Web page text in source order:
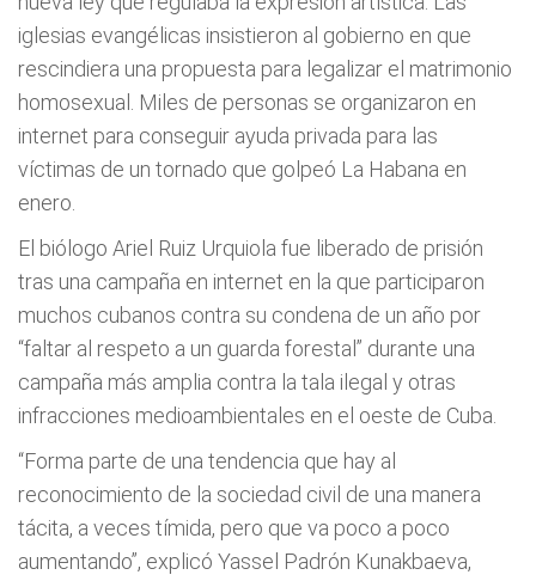
iglesias evangélicas insistieron al gobierno en que
rescindiera una propuesta para legalizar el matrimonio
homosexual. Miles de personas se organizaron en
internet para conseguir ayuda privada para las
víctimas de un tornado que golpeó La Habana en
enero.
El biólogo Ariel Ruiz Urquiola fue liberado de prisión
tras una campaña en internet en la que participaron
muchos cubanos contra su condena de un año por
“faltar al respeto a un guarda forestal” durante una
campaña más amplia contra la tala ilegal y otras
infracciones medioambientales en el oeste de Cuba.
“Forma parte de una tendencia que hay al
reconocimiento de la sociedad civil de una manera
tácita, a veces tímida, pero que va poco a poco
aumentando”, explicó Yassel Padrón Kunakbaeva,